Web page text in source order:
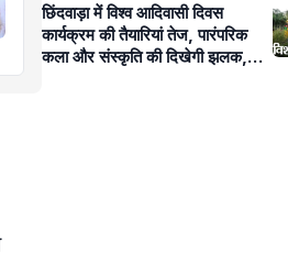
छिंदवाड़ा में विश्व आदिवासी दिवस
कार्यक्रम की तैयारियां तेज, पारंपरिक
कला और संस्कृति की दिखेगी झलक,